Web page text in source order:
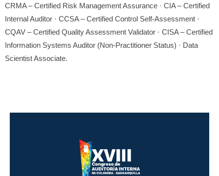
CRMA – Certified Risk Management Assurance · CIA – Certified
Internal Auditor · CCSA – Certified Control Self-Assessment ·
CQAV – Certified Quality Assessment Validator · CISA – Certified
Information Systems Auditor (Non-Practitioner Status) · Data
Scientist Associate.